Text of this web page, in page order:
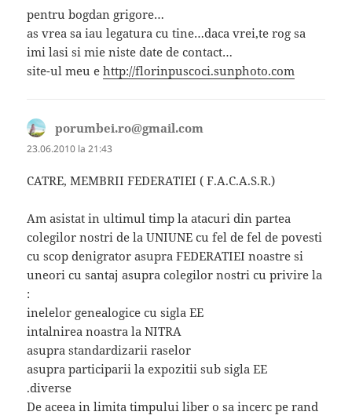
pentru bogdan grigore…
as vrea sa iau legatura cu tine…daca vrei,te rog sa
imi lasi si mie niste date de contact…
site-ul meu ehttp://florinpuscoci.sunphoto.com
porumbei.ro@gmail.com
23.06.2010 la 21:43
CATRE, MEMBRII FEDERATIEI ( F.A.C.A.S.R.)
Am asistat in ultimul timp la atacuri din partea
colegilor nostri de la UNIUNE cu fel de fel de povesti
cu scop denigrator asupra FEDERATIEI noastre si
uneori cu santaj asupra colegilor nostri cu privire la
:
inelelor genealogice cu sigla EE
intalnirea noastra la NITRA
asupra standardizarii raselor
asupra participarii la expozitii sub sigla EE
.diverse
De aceea in limita timpului liber o sa incerc pe rand